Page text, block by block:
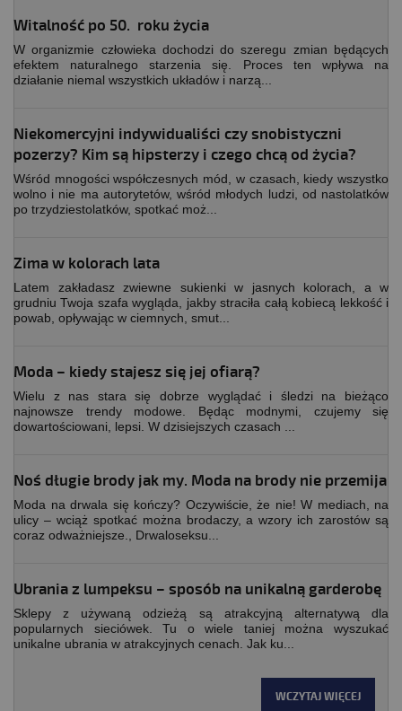
Witalność po 50. roku życia
W organizmie człowieka dochodzi do szeregu zmian będących
efektem naturalnego starzenia się. Proces ten wpływa na
działanie niemal wszystkich układów i narzą...
Niekomercyjni indywidualiści czy snobistyczni
pozerzy? Kim są hipsterzy i czego chcą od życia?
Wśród mnogości współczesnych mód, w czasach, kiedy wszystko
wolno i nie ma autorytetów, wśród młodych ludzi, od nastolatków
po trzydziestolatków, spotkać moż...
Zima w kolorach lata
Latem zakładasz zwiewne sukienki w jasnych kolorach, a w
grudniu Twoja szafa wygląda, jakby straciła całą kobiecą lekkość i
powab, opływając w ciemnych, smut...
Moda – kiedy stajesz się jej ofiarą?
Wielu z nas stara się dobrze wyglądać i śledzi na bieżąco
najnowsze trendy modowe. Będąc modnymi, czujemy się
dowartościowani, lepsi. W dzisiejszych czasach ...
Noś długie brody jak my. Moda na brody nie przemija
Moda na drwala się kończy? Oczywiście, że nie! W mediach, na
ulicy – wciąż spotkać można brodaczy, a wzory ich zarostów są
coraz odważniejsze., Drwaloseksu...
Ubrania z lumpeksu – sposób na unikalną garderobę
Sklepy z używaną odzieżą są atrakcyjną alternatywą dla
popularnych sieciówek. Tu o wiele taniej można wyszukać
unikalne ubrania w atrakcyjnych cenach. Jak ku...
WCZYTAJ WIĘCEJ